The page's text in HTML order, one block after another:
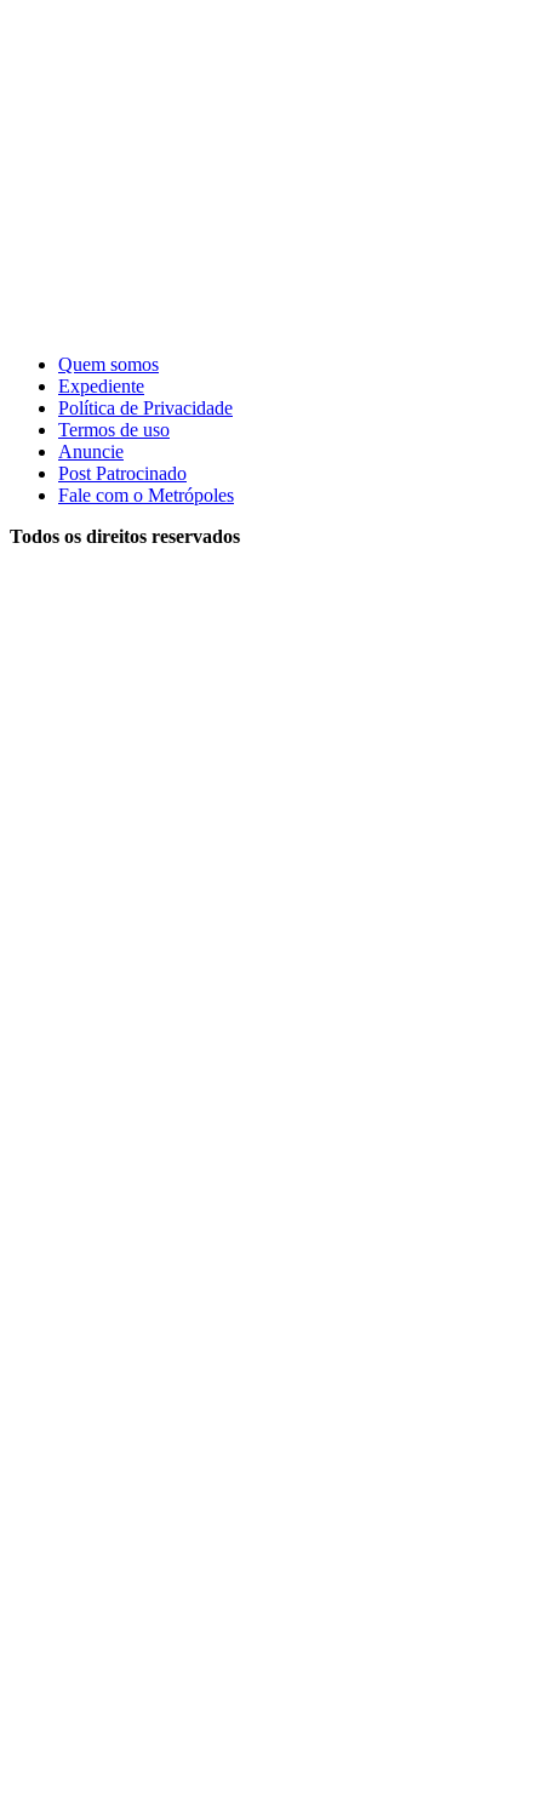
Quem somos
Expediente
Política de Privacidade
Termos de uso
Anuncie
Post Patrocinado
Fale com o Metrópoles
Todos os direitos reservados